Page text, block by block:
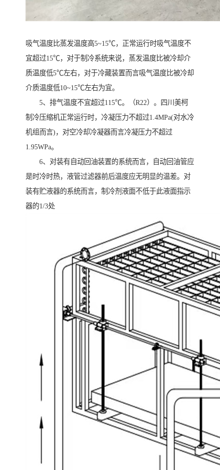
吸气温度比蒸发温度高5~15℃，正常运行时吸气温度不
宜超过15℃，对于制冷系统来说，蒸发温度比被冷却介
质温度低5℃左右，对于冷藏装置而言吸气温度比被冷却
介质温度低10~15℃左右为宜。
5、排气温度不宜超过115℃。（R22）。四川美柯
制冷压缩机正常运行时，冷凝压力不超过1.4MPa(对水冷
机组而言)，对空冷却冷凝器而言冷凝压力不超过
1.95WPa。
6、对装有自动回油装置的系统而言，自动回油管应
是时冷时热，液管过滤器前后温度应无明显的温差。对
装有贮液器的系统而言，制冷剂液面不低于此液面指示
器的1/3处